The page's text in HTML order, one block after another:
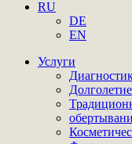
RU
DE
EN
Услуги
Долголетие